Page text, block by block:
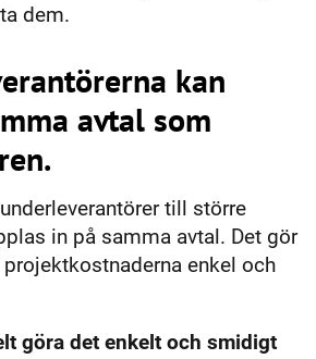
dem.
kan
avtal som
till större
in på samma avtal. Det gör
enkel och
göra det enkelt och smidigt